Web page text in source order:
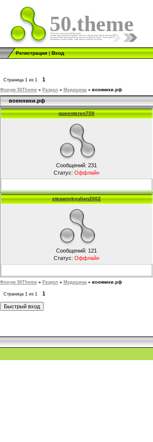
50.theme
Регистрация|Вход
Страница 1 из 1 1
Форум 50Theme » Раздел » Медицина » военники.рф
военники.рф
queenteren759
Сообщений: 231
Статус: Оффлайн
stepanykyulian2002
Сообщений: 121
Статус: Оффлайн
Форум 50Theme » Раздел » Медицина » военники.рф
Страница 1 из 1
1